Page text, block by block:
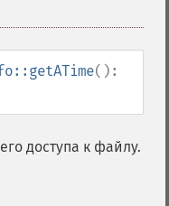
():
доступа к файлу.